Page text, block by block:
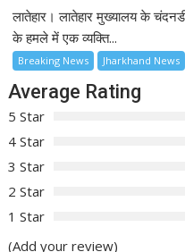
लातेहार। लातेहार मुख्यालय के
के हमले में एक व्यक्ति...
Breaking News Jharkhand News
Average Rating
5 Star
4 Star
3 Star
2 Star
1 Star
(Add your review)